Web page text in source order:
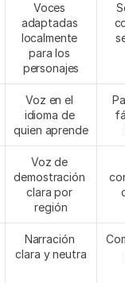
Voces
adaptadas
localmente
para los
personajes
Voz en el
idioma de
quien aprende
Voz de
demostración
clara por
región
Narración
clara y neutra